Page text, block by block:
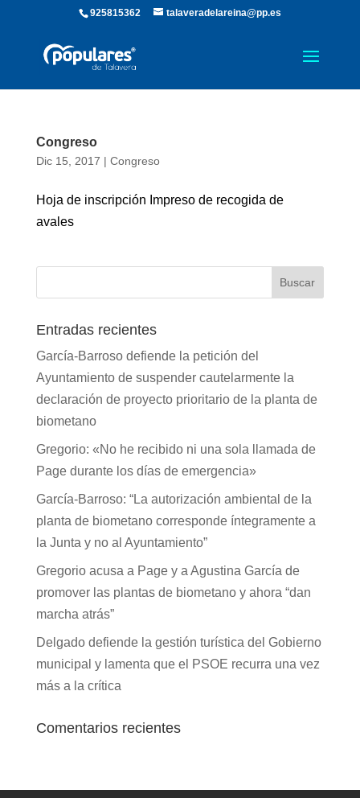
925815362 talaveradelareina@pp.es
Congreso
Dic 15, 2017 | Congreso
Hoja de inscripción Impreso de recogida de
avales
Entradas recientes
García-Barroso defiende la petición del
Ayuntamiento de suspender cautelarmente la
declaración de proyecto prioritario de la planta de
biometano
Gregorio: «No he recibido ni una sola llamada de
Page durante los días de emergencia»
García-Barroso: “La autorización ambiental de la
planta de biometano corresponde íntegramente a
la Junta y no al Ayuntamiento”
Gregorio acusa a Page y a Agustina García de
promover las plantas de biometano y ahora “dan
marcha atrás”
Delgado defiende la gestión turística del Gobierno
municipal y lamenta que el PSOE recurra una vez
más a la crítica
Comentarios recientes